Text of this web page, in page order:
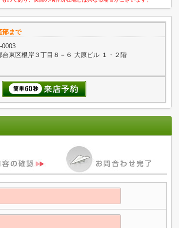
部まで
0003
台東区根岸３丁目８－６ 大原ビル １・２階